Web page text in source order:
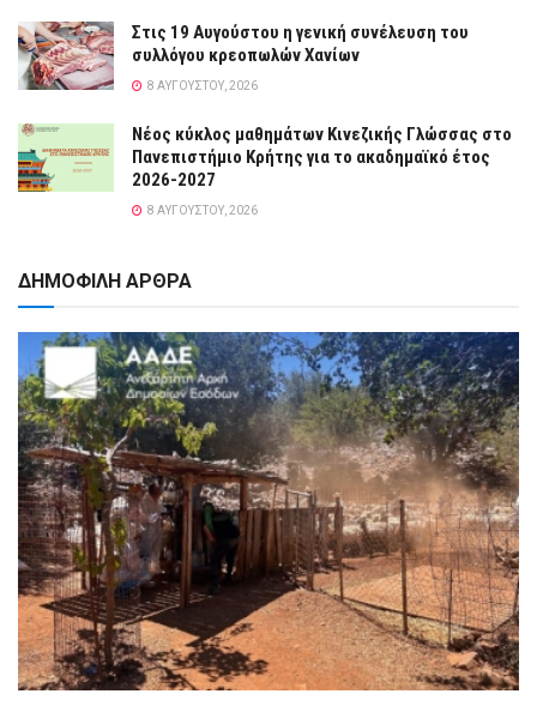
Στις 19 Αυγούστου η γενική συνέλευση του
συλλόγου κρεοπωλών Χανίων
8 ΑΥΓΟΎΣΤΟΥ, 2026
Νέος κύκλος μαθημάτων Κινεζικής Γλώσσας στο
Πανεπιστήμιο Κρήτης για το ακαδημαϊκό έτος
2026-2027
8 ΑΥΓΟΎΣΤΟΥ, 2026
ΔΗΜΟΦΙΛΗ ΑΡΘΡΑ